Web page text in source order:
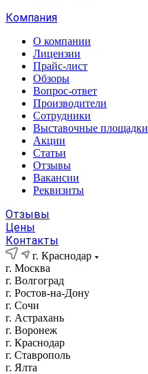
Компания
О компании
Лицензии
Прайс-лист
Обзоры
Вопрос-ответ
Производители
Сотрудники
Выставочные площадки
Акции
Статьи
Отзывы
Вакансии
Реквизиты
Отзывы
Цены
Контакты
г. Краснодар
г. Москва
г. Волгоград
г. Ростов-на-Дону
г. Сочи
г. Астрахань
г. Воронеж
г. Краснодар
г. Ставрополь
г. Ялта